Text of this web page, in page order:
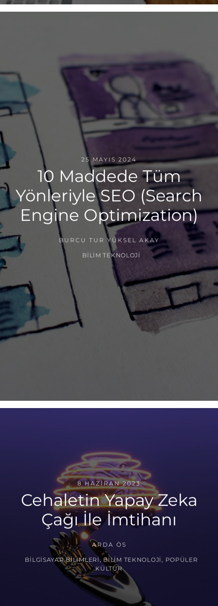
25 MAYIS 2024
10 Maddede Tüm
Yönleriyle SEO (Search
Engine Optimization)
BURCU TUR YÜKSEL AKAY
BILIM TEKNOLOJI
8 HAZIRAN 2023
Cehaletin Yapay Zeka
Çağı İle İmtihanı
ARDA ÖS
BILGISAYAR BILIMLERI, BILIM TEKNOLOJI
POPÜLER
KÜLTÜR